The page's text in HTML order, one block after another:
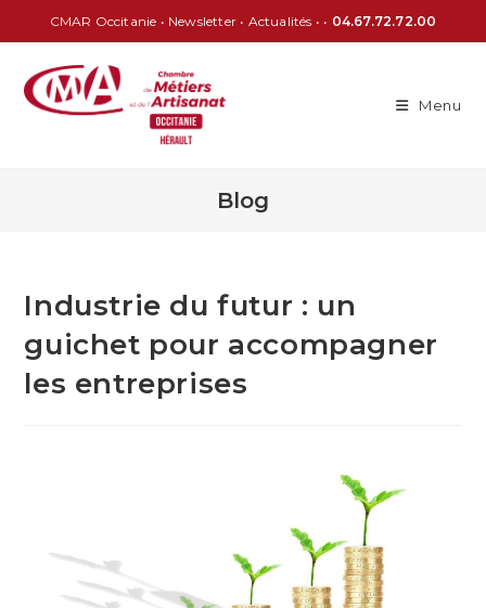
CMAR Occitanie • Newsletter • Actualités • • 04.67.72.72.00
Menu
Blog
Industrie du futur : un
guichet pour accompagner
les entreprises